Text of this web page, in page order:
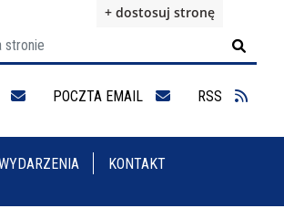
+ dostosuj stronę
widocznościna 125%
czcionki na 100%

POCZTA EMAIL RSS
KONTAKT